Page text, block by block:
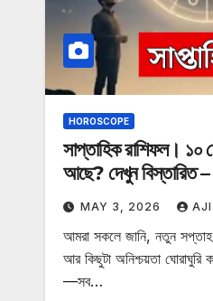
HOROSCOPE
সাপ্তাহিক রাশিফল। ১০
আছে? দেখুন বিস্তারিত –
MAY 3, 2026
আমরা সকলে জানি, নতুন
আর কিছুটা অনিশ্চয়তা ঘোরাঘুরি
—সব…